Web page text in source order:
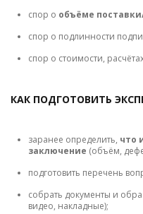
спор о объёме
спор о подлинности
спор о стоимости,
КАК ПОДГОТОВИТЬ
заранее определить, что
заключение (объём,
подготовить перечень
собрать документы и
видео, накладные);